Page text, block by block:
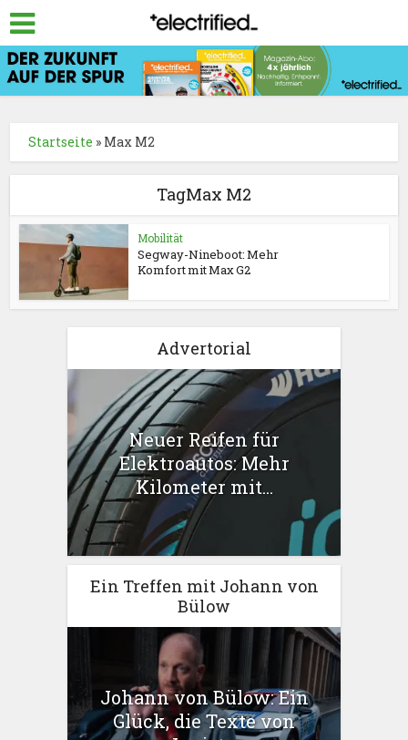
Startseite » Max M2
TagMax M2
Mobilität
Segway-Nineboot: Mehr
Komfort mit Max G2
Advertorial
Neuer Reifen für
Elektroautos: Mehr
Kilometer mit...
Ein Treffen mit Johann von
Bülow
Johann von Bülow: Ein
Glück, die Texte von